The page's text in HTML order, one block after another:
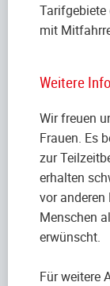
Tarifgebiete
mit
Weitere
Wir freuen
Frauen. Es
zur
erhalten
vor anderen
Menschen
erwünscht.
Für weitere